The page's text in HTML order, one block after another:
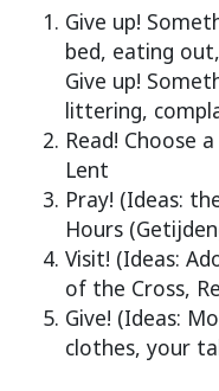
Give up!
bed, eating
Give up!
littering,
Read! Choose
Lent
Pray! (Ideas:
Hours
Visit! (Ideas:
of the Cross,
Give! (Ideas:
clothes, your